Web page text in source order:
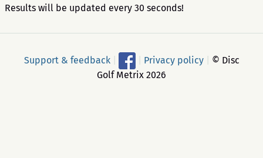
Results will be updated every 30 seconds!
Support & feedback Privacy policy
© Disc
Golf Metrix 2026